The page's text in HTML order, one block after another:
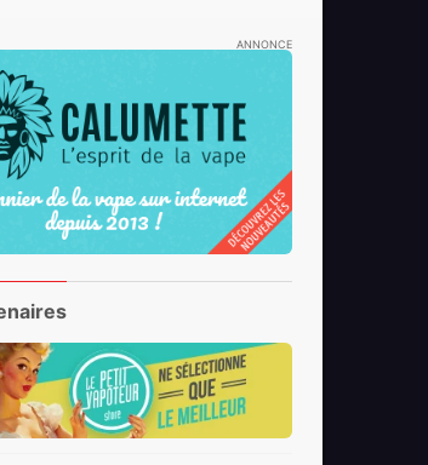
ANNONCE